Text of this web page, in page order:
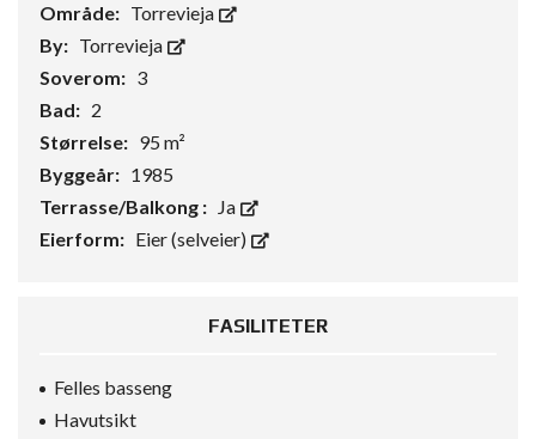
Område: Torrevieja
By: Torrevieja
Soverom: 3
Bad: 2
Størrelse: 95 m²
Byggeår: 1985
Terrasse/Balkong : Ja
Eierform: Eier (selveier)
FASILITETER
Felles basseng
Havutsikt